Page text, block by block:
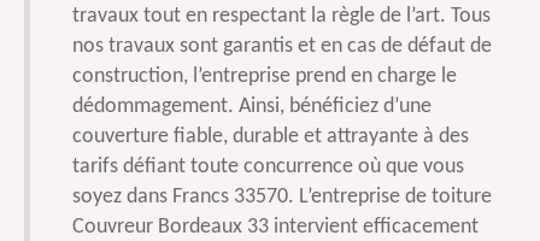
travaux tout en respectant la règle de l’art. Tous
nos travaux sont garantis et en cas de défaut de
construction, l’entreprise prend en charge le
dédommagement. Ainsi, bénéficiez d’une
couverture fiable, durable et attrayante à des
tarifs défiant toute concurrence où que vous
soyez dans Francs 33570. L’entreprise de toiture
Couvreur Bordeaux 33 intervient efficacement